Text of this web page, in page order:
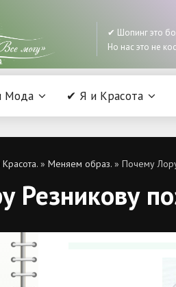
✔ Шопинг это
Но нас это не
Мода ✔ Я и Красота
» Меняем образ. » Почему
Резникову